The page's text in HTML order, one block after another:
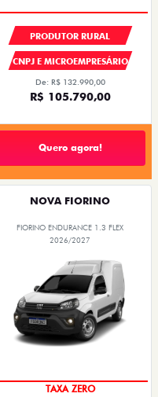
PRODUTOR RURAL
CNPJ E MICROEMPRESÁRIO
De: R$ 132.990,00
R$ 105.790,00
Quero agora!
NOVA FIORINO
FIORINO ENDURANCE 1.3 FLEX
2026/2027
TAXA ZERO